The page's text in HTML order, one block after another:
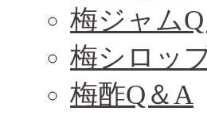
梅ジャム
梅シロッ
梅酢Q＆A